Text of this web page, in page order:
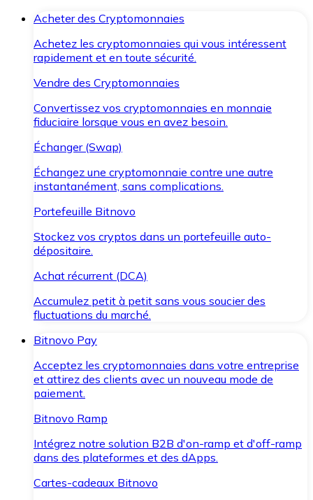
Acheter des Cryptomonnaies
Achetez les cryptomonnaies qui vous intéressent
rapidement et en toute sécurité.
Vendre des Cryptomonnaies
Convertissez vos cryptomonnaies en monnaie
fiduciaire lorsque vous en avez besoin.
Échanger (Swap)
Échangez une cryptomonnaie contre une autre
instantanément, sans complications.
Portefeuille Bitnovo
Stockez vos cryptos dans un portefeuille auto-
dépositaire.
Achat récurrent (DCA)
Accumulez petit à petit sans vous soucier des
fluctuations du marché.
Bitnovo Pay
Acceptez les cryptomonnaies dans votre entreprise
et attirez des clients avec un nouveau mode de
paiement.
Bitnovo Ramp
Intégrez notre solution B2B d'on-ramp et d'off-ramp
dans des plateformes et des dApps.
Cartes-cadeaux Bitnovo